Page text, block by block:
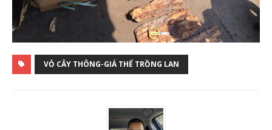
VỎ CÂY THÔNG-GIÁ THỂ TRỒNG LAN